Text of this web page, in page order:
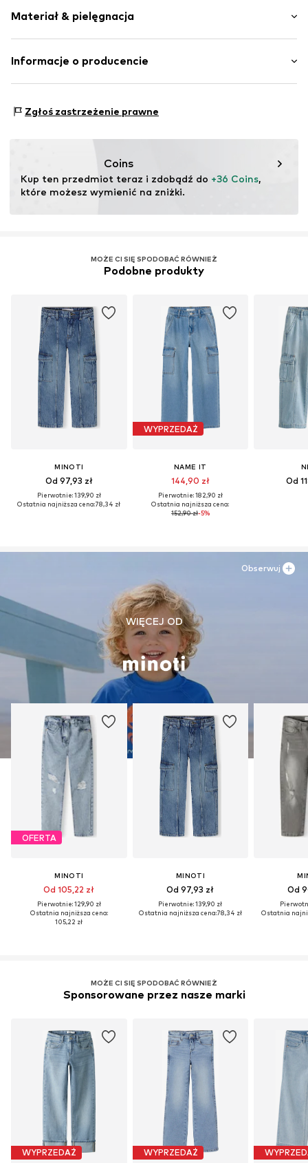
Kieszenie boczne
Krój: Normalny krój
Materiał & pielęgnacja
Materiał wierzchni: 100% Bawełna
Informacje o producencie
03-844 Warsaw
Zgłoś zastrzeżenie prawne
Coins
Kup ten przedmiot teraz i zdobądź do +36 Coins,
które możesz wymienić na zniżki.
MOŻE CI SIĘ SPODOBAĆ RÓWNIEŻ
Podobne produkty
MINOTI
Od 97,93 zł
Pierwotnie: 139,90 zł
Ostatnia najniższa cena:78,34 zł
WYPRZEDAŻ
NAME IT
144,90 zł
Pierwotnie: 182,90 zł
Ostatnia najniższa cena:
152,90 zł-5%
Od
WIĘCEJ OD
OFERTA
MINOTI
Od 105,22 zł
Pierwotnie: 129,90 zł
Ostatnia najniższa cena:
105,22 zł
MINOTI
Od 97,93 zł
Pierwotnie: 139,90 zł
Ostatnia najniższa cena:78,34 zł
Od
Ostatnia
Obserwuj
MOŻE CI SIĘ SPODOBAĆ RÓWNIEŻ
Sponsorowane przez nasze marki
WYPRZEDAŻ WYPRZEDAŻ